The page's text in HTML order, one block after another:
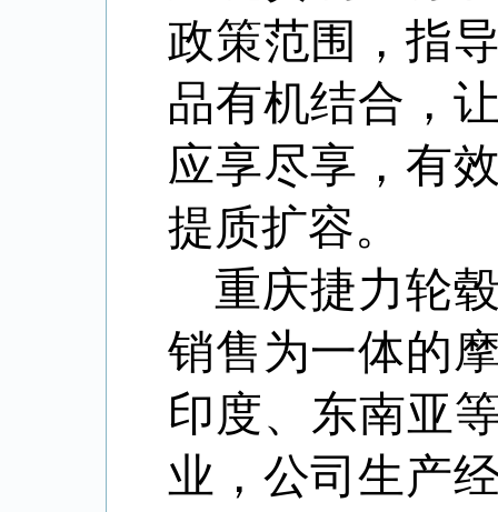
政策范围，指
品有机结合，
应享尽享，有
提质扩容。
重庆捷力轮
销售为一体的
印度、东南亚
业，公司生产